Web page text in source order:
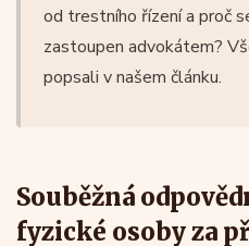
od trestního řízení a proč
zastoupen advokátem?
popsali v našem článku.
Souběžná
fyzické osoby za